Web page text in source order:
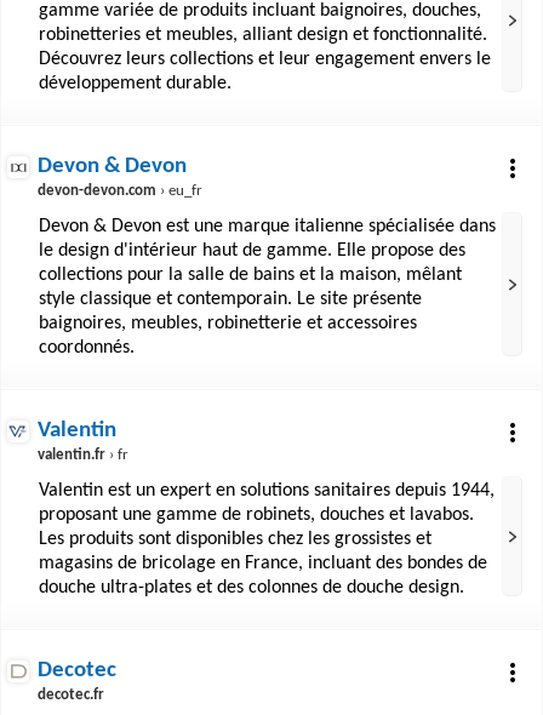
gamme variée de produits incluant baignoires, douches,
robinetteries et meubles, alliant design et fonctionnalité.
Découvrez leurs collections et leur engagement envers le
développement durable.
Devon & Devon
devon-devon.com › eu_fr
Devon & Devon est une marque italienne spécialisée dans
le design d'intérieur haut de gamme. Elle propose des
collections pour la salle de bains et la maison, mêlant
style classique et contemporain. Le site présente
baignoires, meubles, robinetterie et accessoires
coordonnés.
Valentin
valentin.fr › fr
Valentin est un expert en solutions sanitaires depuis 1944,
proposant une gamme de robinets, douches et lavabos.
Les produits sont disponibles chez les grossistes et
magasins de bricolage en France, incluant des bondes de
douche ultra-plates et des colonnes de douche design.
Decotec
decotec.fr